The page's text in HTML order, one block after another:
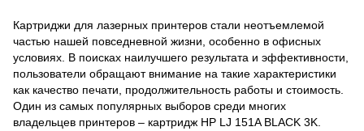
Картриджи для лазерных принтеров стали неотъемлемой
частью нашей повседневной жизни, особенно в офисных
условиях. В поисках наилучшего результата и эффективности,
пользователи обращают внимание на такие характеристики
как качество печати, продолжительность работы и стоимость.
Один из самых популярных выборов среди многих
владельцев принтеров – картридж HP LJ 151A BLACK 3K.